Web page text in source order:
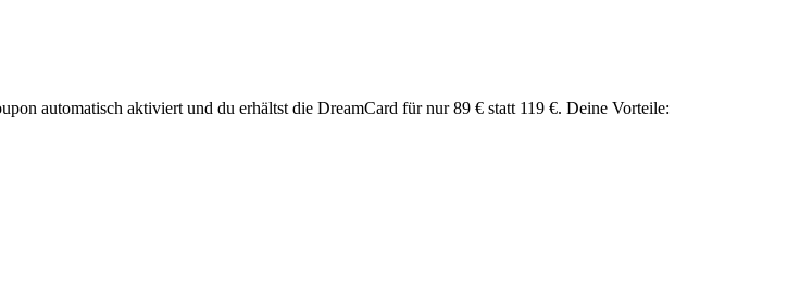
automatisch aktiviert und du erhältst die DreamCard für nur 89 € statt 119 €. Deine Vorteile: